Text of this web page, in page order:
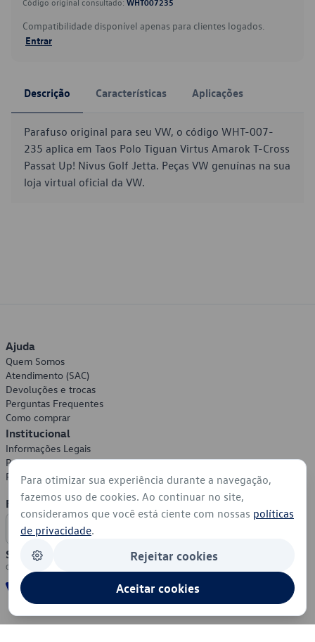
Compatibilidade disponível apenas para clientes logados.
Entrar
Descrição Características Aplicações
Parafuso original para seu VW, o código WHT-007-
235 aplica em Taos Polo Tiguan Virtus Amarok T-Cross
Passat Up! Nivus Golf Jetta. Peças VW genuínas na sua
loja virtual oficial da VW.
Ajuda
Quem Somos
Atendimento (SAC)
Devoluções e trocas
Perguntas Frequentes
Como comprar
Institucional
Informações Legais
Política de Privacidade
Política de Cookies
Formas de Pagamento
Segurança
Para otimizar sua experiência durante a navegação,
fazemos uso de cookies. Ao continuar no site,
consideramos que você está ciente com nossas políticas
de privacidade.
Rejeitar cookies
Aceitar cookies